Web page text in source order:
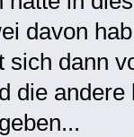
davon
sich dann
die